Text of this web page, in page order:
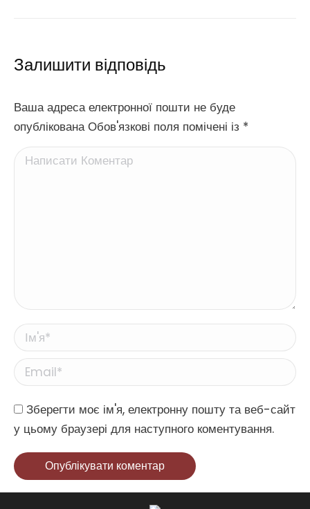
Залишити відповідь
Ваша адреса електронної пошти не буде
опублікована Обов'язкові поля помічені із *
Написати Коментар
Ім'я *
Email *
Website
Зберегти моє ім'я, електронну пошту та веб-сайт
у цьому браузері для наступного коментування.
Опублікувати коментар